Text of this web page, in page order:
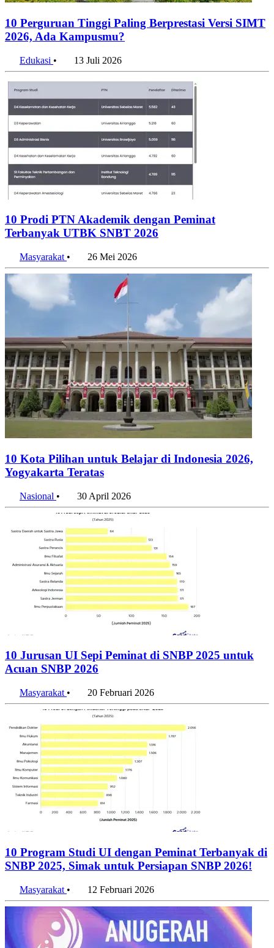
10 Perguruan Tinggi Paling Berprestasi Versi SIMT
2026, Ada Kampusmu?
Edukasi • 13 Juli 2026
10 Prodi PTN Akademik dengan Peminat
Terbanyak UTBK SNBT 2026
Masyarakat • 26 Mei 2026
10 Kota Pilihan untuk Belajar di Indonesia 2026,
Yogyakarta Teratas
Nasional • 30 April 2026
10 Jurusan UI Sepi Peminat di SNBP 2025 untuk
Acuan SNBP 2026
Masyarakat • 20 Februari 2026
10 Program Studi UI dengan Peminat Terbanyak di
SNBP 2025, Simak untuk Persiapan SNBP 2026!
Masyarakat • 12 Februari 2026